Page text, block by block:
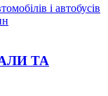
і автобусів
ТА